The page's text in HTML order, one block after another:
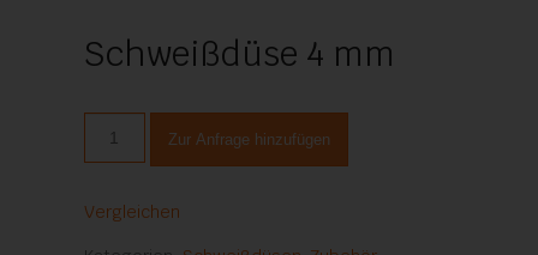
Schweißdüse 4 mm
Zur Anfrage hinzufügen
Vergleichen